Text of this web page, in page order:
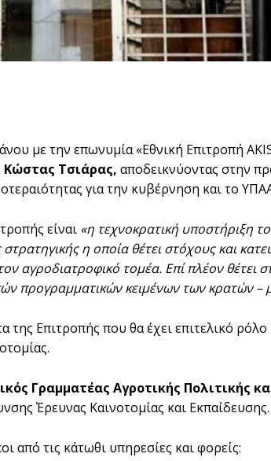
με την επωνυμία «Εθνική Επιτροπή
Κώστας Τσιάρας, αποδεικνύοντας στην
για την κυβέρνηση και το
είναι «η τεχνοκρατική υποστήριξη
η οποία θέτει στόχους και
αγροδιατροφικό τομέα. Επί πλέον θέτει
προγραμματικών κειμένων των κρατών–
Επιτροπής που θα έχει επιτελικό ρόλο
Γραμματέας Αγροτικής Πολιτικής
Έρευνας Καινοτομίας και Εκπαίδευσης.
από τις κάτωθι υπηρεσίες και φορείς: